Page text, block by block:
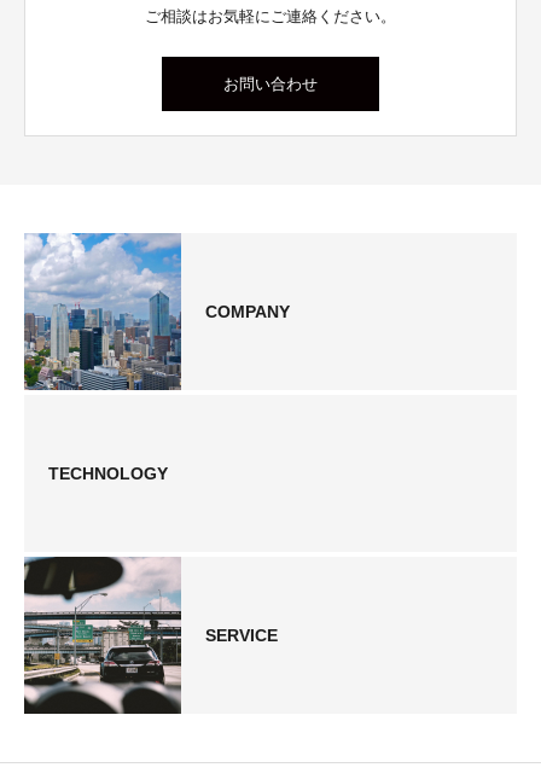
ご相談はお気軽にご連絡ください。
お問い合わせ
COMPANY
TECHNOLOGY
SERVICE